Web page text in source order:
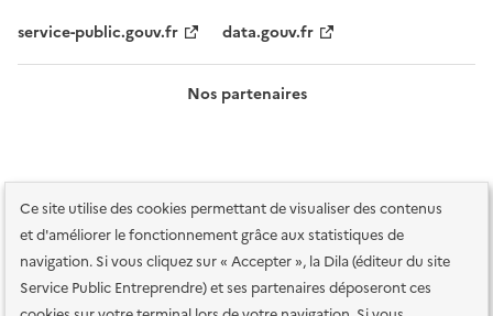
Ce site utilise des cookies permettant de visualiser des contenus
et d'améliorer le fonctionnement grâce aux statistiques de
navigation. Si vous cliquez sur « Accepter », la Dila (éditeur du site
Service Public Entreprendre) et ses partenaires déposeront ces
service-public.gouv.fr
data.gouv.fr
Nos partenaires
Plan du site Accessibilité : totalement conforme Accessibilité des